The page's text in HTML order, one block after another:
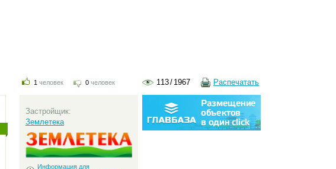
1 человек 0 человек
Застройщик:
Землетека
Информация для
113/ 1967 Распечатать